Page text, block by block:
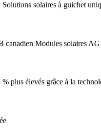
solaires à guichet
canadien Modules solaires AG
plus élevés grâce à la